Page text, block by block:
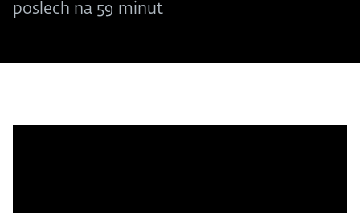
poslech na 59 minut